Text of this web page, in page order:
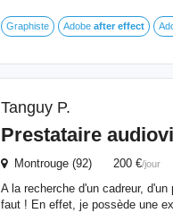
Graphiste Adobe after effect
Tanguy P.
Prestataire
Montrouge (92) 200 €/jour
A la recherche d'un cadreur,
faut ! En effet, je possède une